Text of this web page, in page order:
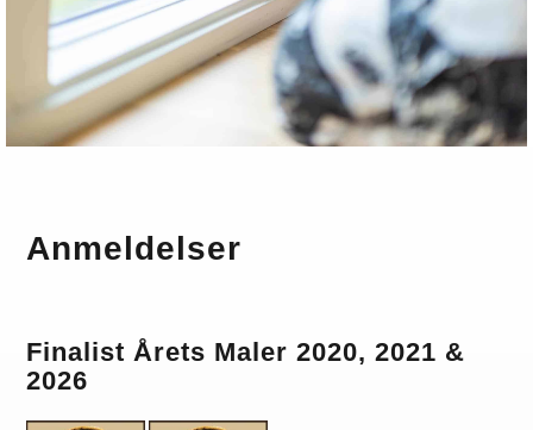
Anmeldelser
Finalist Årets Maler 2020, 2021 &
2026